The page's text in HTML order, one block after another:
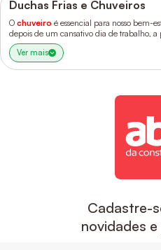
Duchas Frias e Chuveiros
O chuveiro é essencial para nosso bem-
depois de um cansativo dia de trabalho,
e longo banho com temperatura e vazão
Ver mais
Cadastre-
novidades